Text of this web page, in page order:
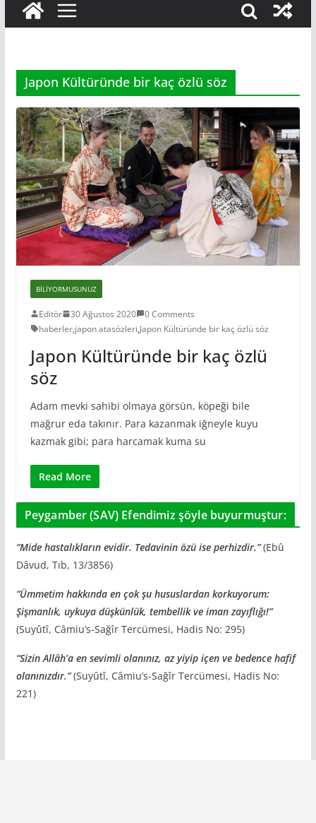
Japon Kültüründe bir kaç özlü söz
BILIYORMUSUNUZ
Editör 30 Ağustos 2020
0 Comments
haberler,japon atasözleri,Japon Kültüründe bir kaç özlü söz
Japon Kültüründe bir kaç özlü
söz
Adam mevki sahibi olmaya görsün, köpeği bile
mağrur eda takınır. Para kazanmak iğneyle kuyu
kazmak gibi; para harcamak kuma su
Read More
Peygamber (SAV) Efendimiz şöyle buyurmuştur:
“Mide hastalıkların evidir. Tedavinin özü ise perhizdir.”(Ebû
Dâvud, Tıb, 13/3856)
“Ümmetim hakkında en çok şu hususlardan korkuyorum:
Şişmanlık, uykuya düşkünlük, tembellik ve iman zayıflığı!”
(Suyûtî, Câmiu’s-Sağîr Tercümesi, Hadis No: 295)
“Sizin Allâh’a en sevimli olanınız, az yiyip içen ve bedence hafif
olanınızdır.”(Suyûtî, Câmiu’s-Sağîr Tercümesi, Hadis No:
221)